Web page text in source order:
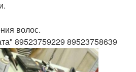
волос.
89523759229 89523758639